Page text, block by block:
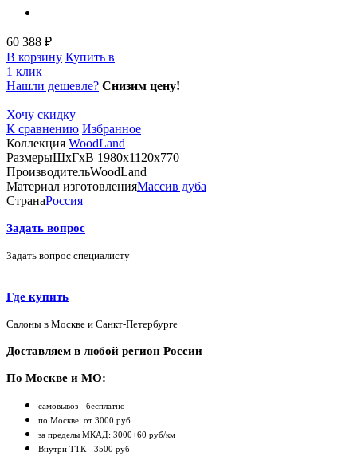
60 388 ₽
В корзину Купить в
1 клик
Нашли дешевле? Снизим цену!
Хочу скидку
К сравнению Избранное
Коллекция WoodLand
РазмерыШхГхВ 1980х1120х770
ПроизводительWoodLand
Материал изготовленияМассив дуба
СтранаРоссия
Задать вопрос
Задать вопрос специалисту
Где купить
Салоны в Москве и Санкт-Петербурге
Доставляем в любой регион России
По Москве и МО:
самовывоз - бесплатно
по Москве: от 3000 руб
за пределы МКАД: 3000+60 руб/км
Внутри ТТК - 3500 руб